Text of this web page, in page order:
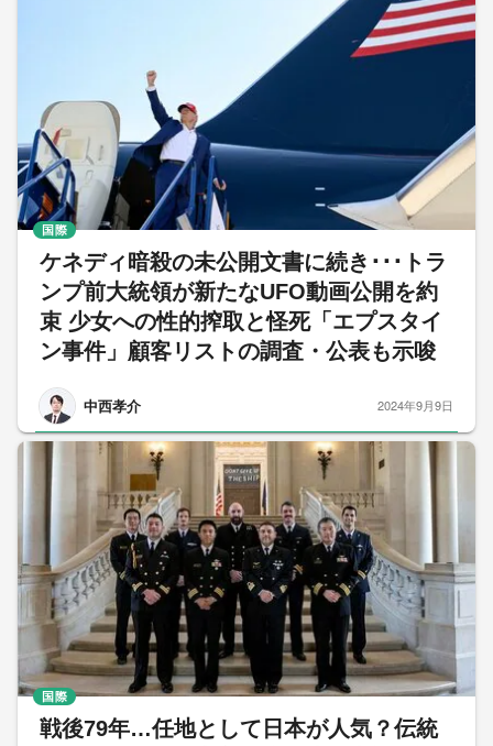
ケネディ暗殺の未公開文書に続き･･･トラ
ンプ前大統領が新たなUFO動画公開を約
束 少女への性的搾取と怪死「エプスタイ
ン事件」顧客リストの調査・公表も示唆
中西孝介
国際
2024年9月9日
戦後79年…任地として日本が人気？伝統
国際